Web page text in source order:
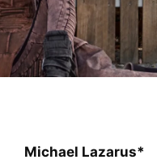
Michael Lazarus*